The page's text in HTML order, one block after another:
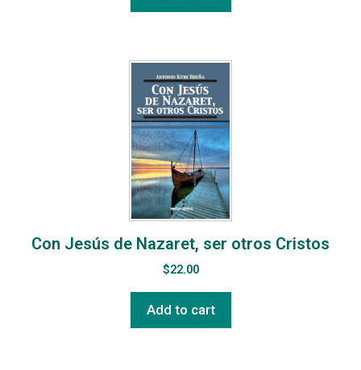
Con Jesús de Nazaret, ser otros Cristos
$22.00
Add to cart